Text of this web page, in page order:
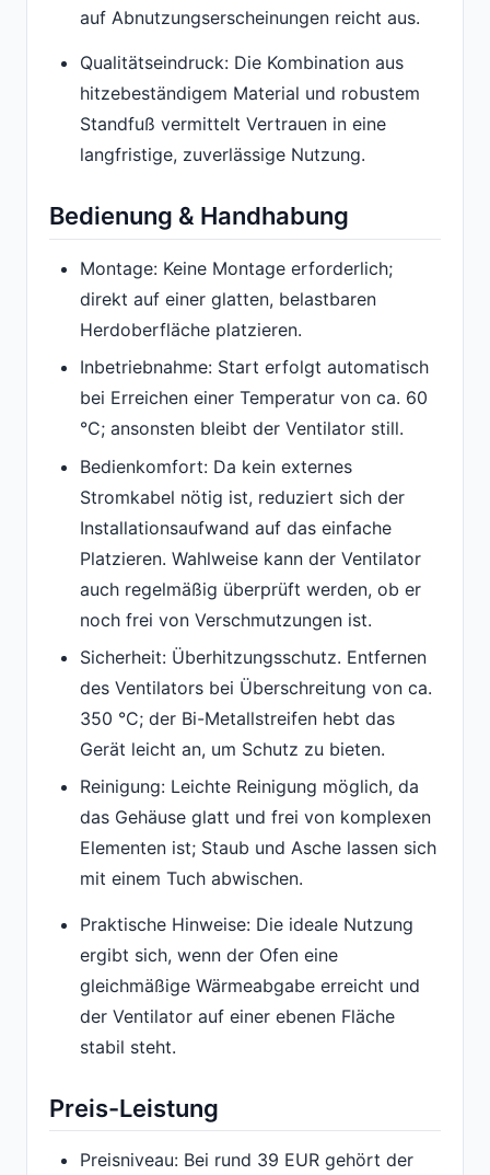
auf Abnutzungserscheinungen reicht aus.
Qualitätseindruck: Die Kombination aus
hitzebeständigem Material und robustem
Standfuß vermittelt Vertrauen in eine
langfristige, zuverlässige Nutzung.
Bedienung & Handhabung
Montage: Keine Montage erforderlich;
direkt auf einer glatten, belastbaren
Herdoberfläche platzieren.
Inbetriebnahme: Start erfolgt automatisch
bei Erreichen einer Temperatur von ca. 60
°C; ansonsten bleibt der Ventilator still.
Bedienkomfort: Da kein externes
Stromkabel nötig ist, reduziert sich der
Installationsaufwand auf das einfache
Platzieren. Wahlweise kann der Ventilator
auch regelmäßig überprüft werden, ob er
noch frei von Verschmutzungen ist.
Sicherheit: Überhitzungsschutz. Entfernen
des Ventilators bei Überschreitung von ca.
350 °C; der Bi-Metallstreifen hebt das
Gerät leicht an, um Schutz zu bieten.
Reinigung: Leichte Reinigung möglich, da
das Gehäuse glatt und frei von komplexen
Elementen ist; Staub und Asche lassen sich
mit einem Tuch abwischen.
Praktische Hinweise: Die ideale Nutzung
ergibt sich, wenn der Ofen eine
gleichmäßige Wärmeabgabe erreicht und
der Ventilator auf einer ebenen Fläche
stabil steht.
Preis-Leistung
Preisniveau: Bei rund 39 EUR gehört der